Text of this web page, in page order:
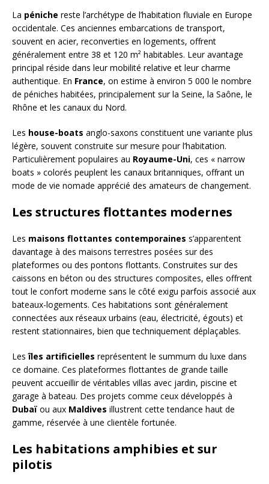
La péniche reste l’archétype de l’habitation fluviale en Europe
occidentale. Ces anciennes embarcations de transport,
souvent en acier, reconverties en logements, offrent
généralement entre 38 et 120 m² habitables. Leur avantage
principal réside dans leur mobilité relative et leur charme
authentique. En France, on estime à environ 5 000 le nombre
de péniches habitées, principalement sur la Seine, la Saône, le
Rhône et les canaux du Nord.
Les house-boats anglo-saxons constituent une variante plus
légère, souvent construite sur mesure pour l’habitation.
Particulièrement populaires au Royaume-Uni, ces « narrow
boats » colorés peuplent les canaux britanniques, offrant un
mode de vie nomade apprécié des amateurs de changement.
Les structures flottantes modernes
Les maisons flottantes contemporaines s’apparentent
davantage à des maisons terrestres posées sur des
plateformes ou des pontons flottants. Construites sur des
caissons en béton ou des structures composites, elles offrent
tout le confort moderne sans le côté exigu parfois associé aux
bateaux-logements. Ces habitations sont généralement
connectées aux réseaux urbains (eau, électricité, égouts) et
restent stationnaires, bien que techniquement déplaçables.
Lesîles artificielles représentent le summum du luxe dans
ce domaine. Ces plateformes flottantes de grande taille
peuvent accueillir de véritables villas avec jardin, piscine et
garage à bateau. Des projets comme ceux développés à
Dubaï ou aux Maldives illustrent cette tendance haut de
gamme, réservée à une clientèle fortunée.
Les habitations amphibies et sur
pilotis